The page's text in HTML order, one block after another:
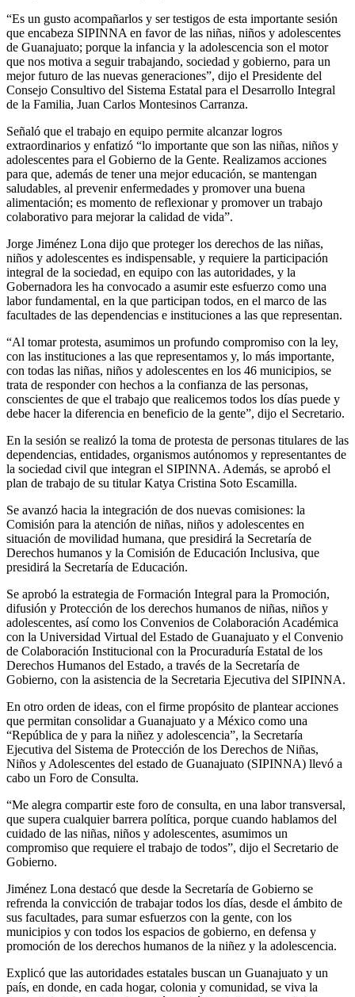
“Es un gusto acompañarlos y ser testigos de esta importante sesión
que encabeza SIPINNA en favor de las niñas, niños y adolescentes
de Guanajuato; porque la infancia y la adolescencia son el motor
que nos motiva a seguir trabajando, sociedad y gobierno, para un
mejor futuro de las nuevas generaciones”, dijo el Presidente del
Consejo Consultivo del Sistema Estatal para el Desarrollo Integral
de la Familia, Juan Carlos Montesinos Carranza.
Señaló que el trabajo en equipo permite alcanzar logros
extraordinarios y enfatizó “lo importante que son las niñas, niños y
adolescentes para el Gobierno de la Gente. Realizamos acciones
para que, además de tener una mejor educación, se mantengan
saludables, al prevenir enfermedades y promover una buena
alimentación; es momento de reflexionar y promover un trabajo
colaborativo para mejorar la calidad de vida”.
Jorge Jiménez Lona dijo que proteger los derechos de las niñas,
niños y adolescentes es indispensable, y requiere la participación
integral de la sociedad, en equipo con las autoridades, y la
Gobernadora les ha convocado a asumir este esfuerzo como una
labor fundamental, en la que participan todos, en el marco de las
facultades de las dependencias e instituciones a las que representan.
“Al tomar protesta, asumimos un profundo compromiso con la ley,
con las instituciones a las que representamos y, lo más importante,
con todas las niñas, niños y adolescentes en los 46 municipios, se
trata de responder con hechos a la confianza de las personas,
conscientes de que el trabajo que realicemos todos los días puede y
debe hacer la diferencia en beneficio de la gente”, dijo el Secretario.
En la sesión se realizó la toma de protesta de personas titulares de las
dependencias, entidades, organismos autónomos y representantes de
la sociedad civil que integran el SIPINNA. Además, se aprobó el
plan de trabajo de su titular Katya Cristina Soto Escamilla.
Se avanzó hacia la integración de dos nuevas comisiones: la
Comisión para la atención de niñas, niños y adolescentes en
situación de movilidad humana, que presidirá la Secretaría de
Derechos humanos y la Comisión de Educación Inclusiva, que
presidirá la Secretaría de Educación.
Se aprobó la estrategia de Formación Integral para la Promoción,
difusión y Protección de los derechos humanos de niñas, niños y
adolescentes, así como los Convenios de Colaboración Académica
con la Universidad Virtual del Estado de Guanajuato y el Convenio
de Colaboración Institucional con la Procuraduría Estatal de los
Derechos Humanos del Estado, a través de la Secretaría de
Gobierno, con la asistencia de la Secretaria Ejecutiva del SIPINNA.
En otro orden de ideas, con el firme propósito de plantear acciones
que permitan consolidar a Guanajuato y a México como una
“República de y para la niñez y adolescencia”, la Secretaría
Ejecutiva del Sistema de Protección de los Derechos de Niñas,
Niños y Adolescentes del estado de Guanajuato (SIPINNA) llevó a
cabo un Foro de Consulta.
“Me alegra compartir este foro de consulta, en una labor transversal,
que supera cualquier barrera política, porque cuando hablamos del
cuidado de las niñas, niños y adolescentes, asumimos un
compromiso que requiere el trabajo de todos”, dijo el Secretario de
Gobierno.
Jiménez Lona destacó que desde la Secretaría de Gobierno se
refrenda la convicción de trabajar todos los días, desde el ámbito de
sus facultades, para sumar esfuerzos con la gente, con los
municipios y con todos los espacios de gobierno, en defensa y
promoción de los derechos humanos de la niñez y la adolescencia.
Explicó que las autoridades estatales buscan un Guanajuato y un
país, en donde, en cada hogar, colonia y comunidad, se viva la